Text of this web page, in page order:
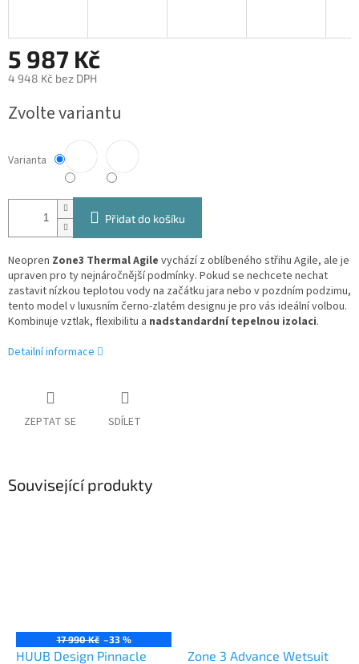
5 987 Kč
4 948 Kč bez DPH
cena:
Zvolte variantu
Varianta
Přidat do košíku
Neopren Zone3 Thermal Agile vychází z oblíbeného střihu Agile, ale je
upraven pro ty nejnáročnější podmínky. Pokud se nechcete nechat
zastavit nízkou teplotou vody na začátku jara nebo v pozdním podzimu,
tento model v luxusním černo-zlatém designu je pro vás ideální volbou.
Kombinuje vztlak, flexibilitu a nadstandardní tepelnou izolaci.
Detailní informace
ZEPTAT SE SDÍLET
Související produkty
17 990 Kč –33 %
HUUB Design Pinnacle
Zone 3 Advance Wetsuit